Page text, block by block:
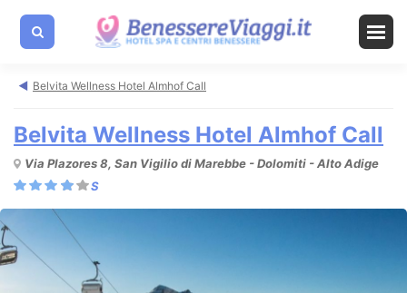
Belvita Wellness Hotel Almhof Call
Belvita Wellness Hotel Almhof Call
Via Plazores 8, San Vigilio di Marebbe - Dolomiti - Alto Adige